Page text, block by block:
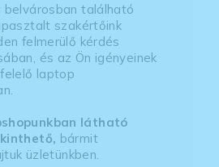
belvárosban található
szakértőink
felmerülő kérdés
és az Ön igényeinek
laptop
látható
bármit
üzletünkben.